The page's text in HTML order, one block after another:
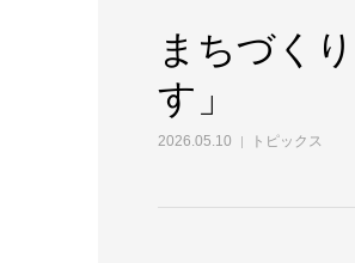
まちづく
す」
2026.05.10 トピックス